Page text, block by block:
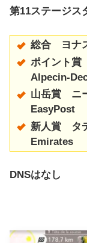
第11ステージス
総合 ヨナ
ポイント
Alpecin-
山岳賞 ニ
EasyPost
新人賞 タ
Emirates
DNSはなし